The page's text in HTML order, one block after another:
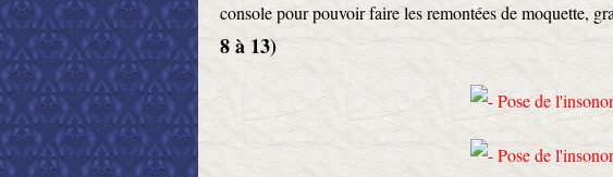
console pour pouvoir faire les remontées de moquette,
8 à 13)